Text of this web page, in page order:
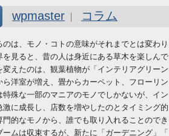
wpmaster コラム
は、モノ・コトの意味がそれまでとは変わ
見ると、昔の人は身近にある草木を楽しん
えたのは、観葉植物が「インテリアグリー
洋室が増え、畳からカーペット、フローリ
殊な一部のマニアのモノでしかないが、イ
に成長し、店数を増やしたのとタイミング
的なモノから、誰でも取り入れることので
ムは収束するが、新たに「ガーデニング」